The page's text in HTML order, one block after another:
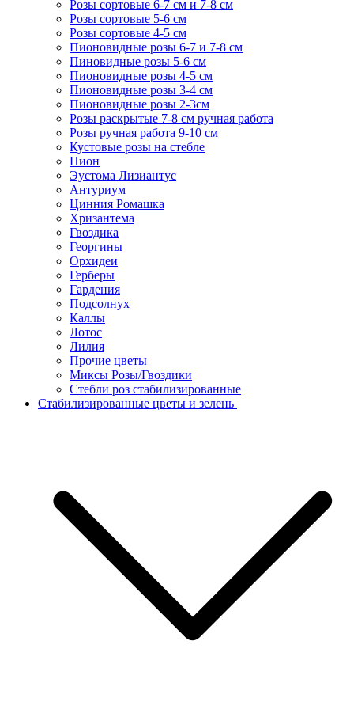
Розы сортовые 6-7 см и 7-8 см
Розы сортовые 5-6 см
Розы сортовые 4-5 см
Пионовидные розы 6-7 и 7-8 см
Пиновидные розы 5-6 см
Пионовидные розы 4-5 см
Пионовидные розы 3-4 см
Пионовидные розы 2-3см
Розы раскрытые 7-8 см ручная работа
Розы ручная работа 9-10 см
Кустовые розы на стебле
Пион
Эустома Лизиантус
Антуриум
Цинния Ромашка
Хризантема
Гвоздика
Георгины
Орхидеи
Герберы
Гардения
Подсолнух
Каллы
Лотос
Лилия
Прочие цветы
Миксы Розы/Гвоздики
Стебли роз стабилизированные
Стабилизированные цветы и зелень